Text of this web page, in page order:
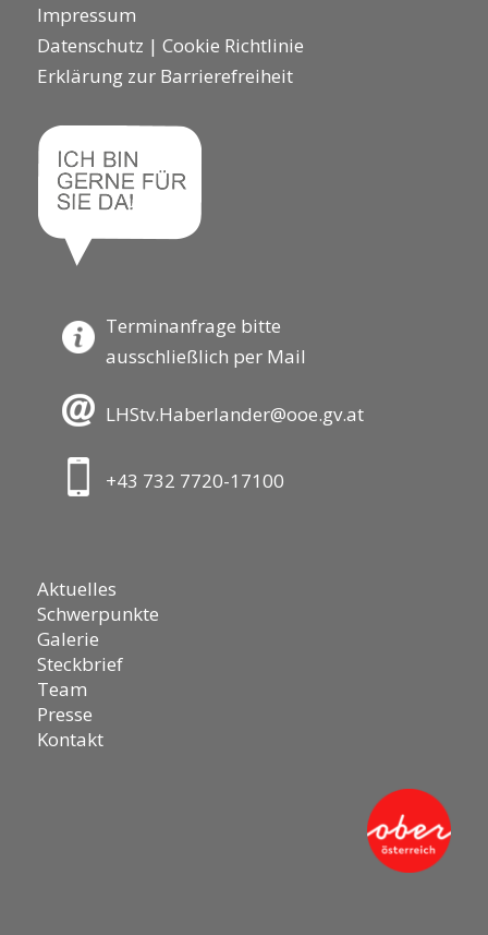
Impressum
Datenschutz | Cookie Richtlinie
Erklärung zur Barrierefreiheit
Terminanfrage bitte
ausschließlich per Mail
LHStv.Haberlander@ooe.gv.at
+43 732 7720-17100
Aktuelles
Schwerpunkte
Galerie
Steckbrief
Team
Presse
Kontakt